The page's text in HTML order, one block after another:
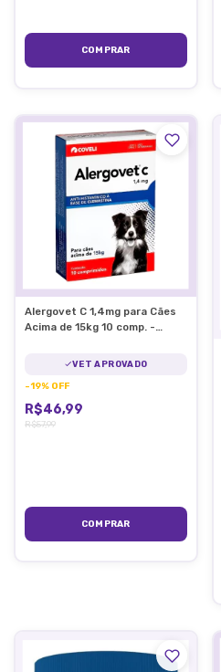
Alergovet C 1,4mg para Cães
Acima de 15kg 10 comp. -
VET APROVADO
-19% OFF
R$46,99
R$57,99